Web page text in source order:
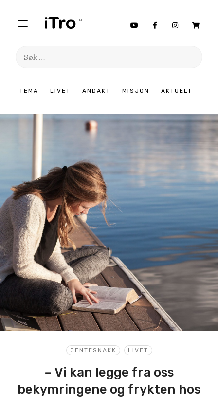
TEMA LIVET ANDAKT MISJON AKTUELT
Søk
innhold
JENTESNAKK LIVET
– Vi kan legge fra oss
bekymringene og frykten hos